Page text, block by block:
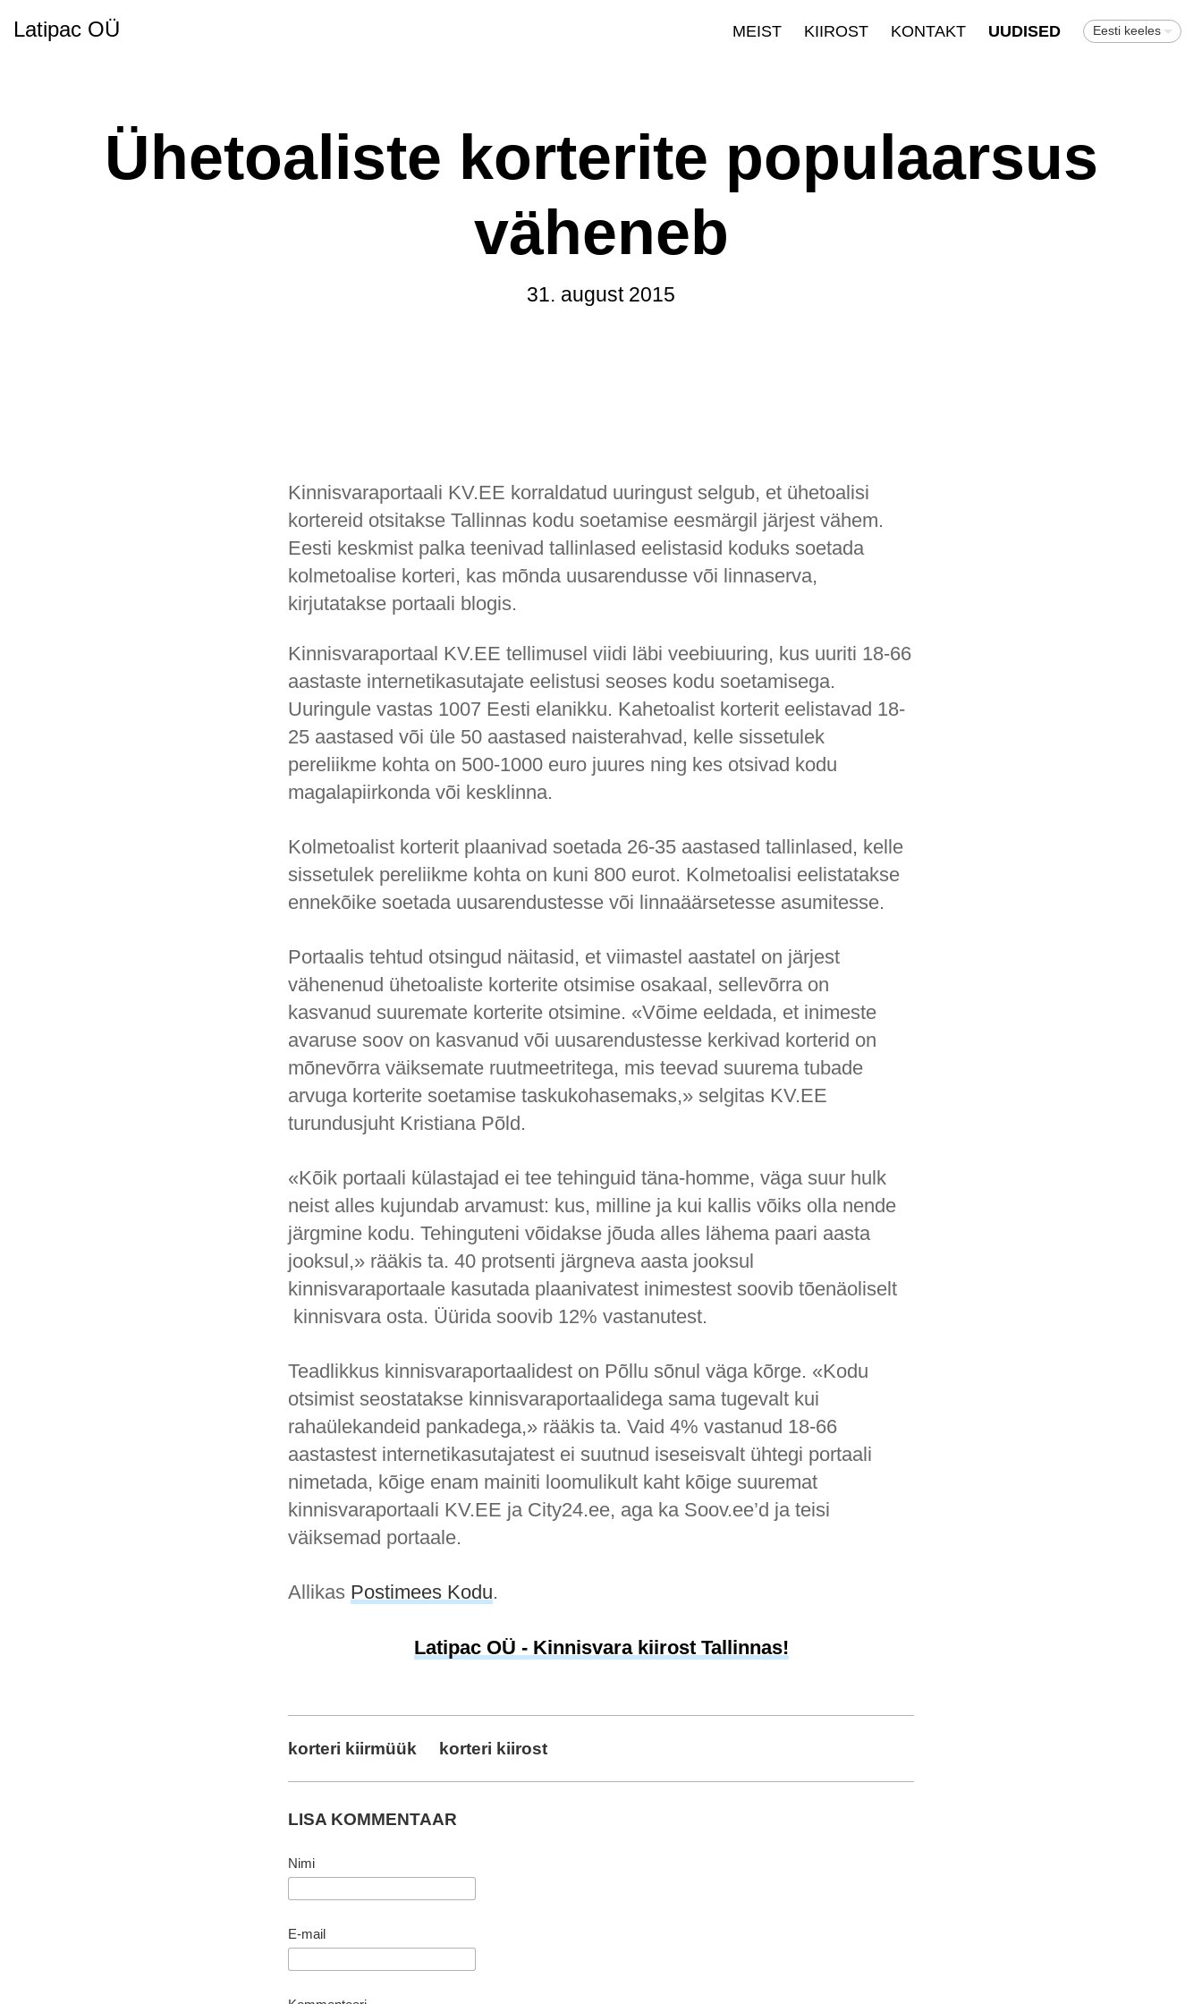
Latipac OÜ MEIST KIIROST KONTAKT UUDISED Eesti keeles
Ühetoaliste korterite populaarsus
väheneb
31. august 2015
Kinnisvaraportaali KV.EE korraldatud uuringust selgub, et ühetoalisi
kortereid otsitakse Tallinnas kodu soetamise eesmärgil järjest vähem.
Eesti keskmist palka teenivad tallinlased eelistasid koduks soetada
kolmetoalise korteri, kas mõnda uusarendusse või linnaserva,
kirjutatakse portaali blogis.
Kinnisvaraportaal KV.EE tellimusel viidi läbi veebiuuring, kus uuriti 18-66
aastaste internetikasutajate eelistusi seoses kodu soetamisega.
Uuringule vastas 1007 Eesti elanikku. Kahetoalist korterit eelistavad 18-
25 aastased või üle 50 aastased naisterahvad, kelle sissetulek
pereliikme kohta on 500-1000 euro juures ning kes otsivad kodu
magalapiirkonda või kesklinna.
Kolmetoalist korterit plaanivad soetada 26-35 aastased tallinlased, kelle
sissetulek pereliikme kohta on kuni 800 eurot. Kolmetoalisi eelistatakse
ennekõike soetada uusarendustesse või linnaäärsetesse asumitesse.
Portaalis tehtud otsingud näitasid, et viimastel aastatel on järjest
vähenenud ühetoaliste korterite otsimise osakaal, sellevõrra on
kasvanud suuremate korterite otsimine. «Võime eeldada, et inimeste
avaruse soov on kasvanud või uusarendustesse kerkivad korterid on
mõnevõrra väiksemate ruutmeetritega, mis teevad suurema tubade
arvuga korterite soetamise taskukohasemaks,» selgitas KV.EE
turundusjuht Kristiana Põld.
«Kõik portaali külastajad ei tee tehinguid täna-homme, väga suur hulk
neist alles kujundab arvamust: kus, milline ja kui kallis võiks olla nende
järgmine kodu. Tehinguteni võidakse jõuda alles lähema paari aasta
jooksul,» rääkis ta. 40 protsenti järgneva aasta jooksul
kinnisvaraportaale kasutada plaanivatest inimestest soovib tõenäoliselt
kinnisvara osta. Üürida soovib 12% vastanutest.
Teadlikkus kinnisvaraportaalidest on Põllu sõnul väga kõrge. «Kodu
otsimist seostatakse kinnisvaraportaalidega sama tugevalt kui
rahaülekandeid pankadega,» rääkis ta. Vaid 4% vastanud 18-66
aastastest internetikasutajatest ei suutnud iseseisvalt ühtegi portaali
nimetada, kõige enam mainiti loomulikult kaht kõige suuremat
kinnisvaraportaali KV.EE ja City24.ee, aga ka Soov.ee’d ja teisi
väiksemad portaale.
Allikas Postimees Kodu.
Latipac OÜ - Kinnisvara kiirost Tallinnas!
korteri kiirmüük korteri kiirost
LISA KOMMENTAAR
Nimi
E-mail